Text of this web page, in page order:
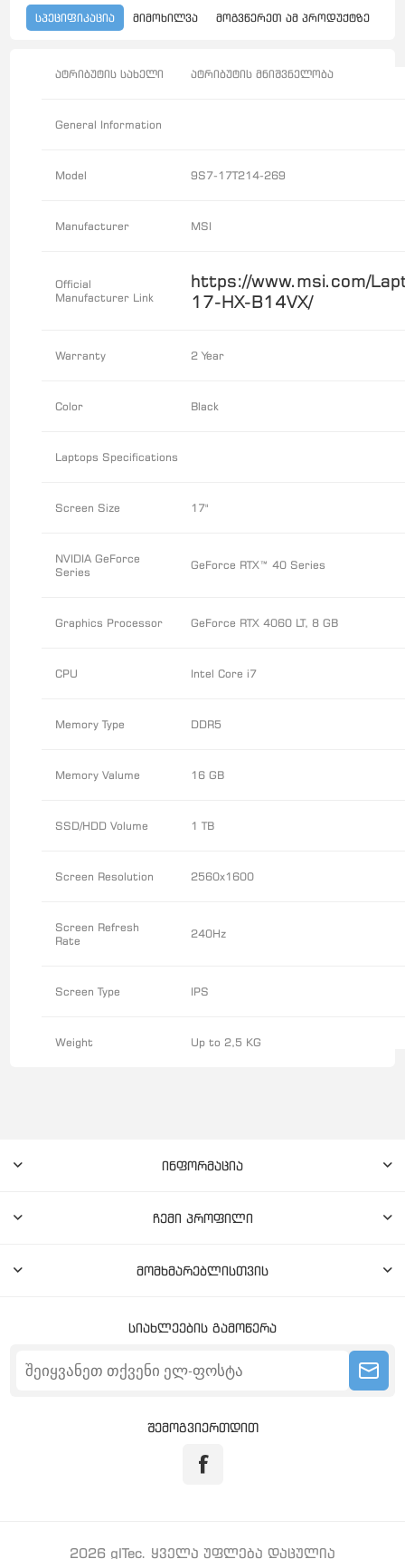
სპეციფიკაცია მიმოხილვა მოგვწერეთ ამ პროდუქტზე
ატრიბუტის სახელი ატრიბუტის მნიშვნელობა
General Information
Model 9S7-17T214-269
Manufacturer MSI
Official
Manufacturer Link
https://www.msi.com/
17-HX-B14VX/
Warranty 2 Year
Color Black
Laptops Specifications
Screen Size 17"
NVIDIA GeForce
Series
GeForce RTX™ 40 Series
Graphics Processor GeForce RTX 4060 LT, 8 GB
CPU Intel Core i7
Memory Type DDR5
Memory Valume 16 GB
SSD/HDD Volume 1 TB
Screen Resolution 2560x1600
Screen Refresh
Rate
240Hz
Screen Type IPS
Weight Up to 2,5 KG
ინფორმაცია
ჩემი პროფილი
მომხმარებლისთვის
სიახლეების გამოწერა
შემოგვიერთდით
2026 gITec. ყველა უფლება დაცულია